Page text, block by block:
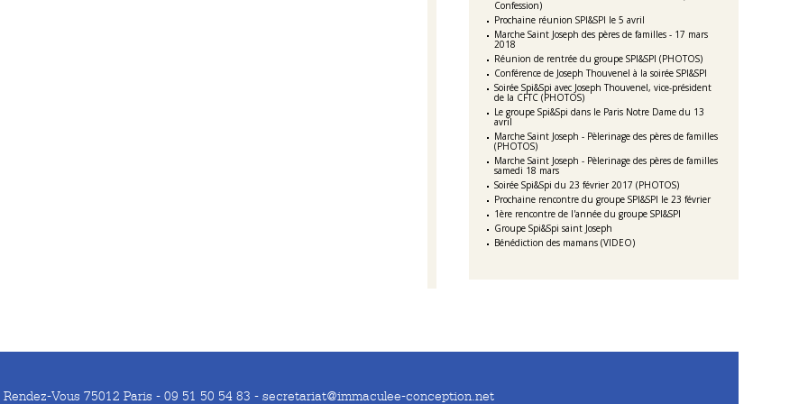
Confession)
Prochaine réunion SPI&SPI le 5 avril
Marche Saint Joseph des pères de familles - 17 mars
2018
Réunion de rentrée du groupe SPI&SPI (PHOTOS)
Conférence de Joseph Thouvenel à la soirée SPI&SPI
Soirée Spi&Spi avec Joseph Thouvenel, vice-président
de la CFTC (PHOTOS)
Le groupe Spi&Spi dans le Paris Notre Dame du 13
avril
Marche Saint Joseph - Pèlerinage des pères de familles
(PHOTOS)
Marche Saint Joseph - Pèlerinage des pères de familles
samedi 18 mars
Soirée Spi&Spi du 23 février 2017 (PHOTOS)
Prochaine rencontre du groupe SPI&SPI le 23 février
1ère rencontre de l'année du groupe SPI&SPI
Groupe Spi&Spi saint Joseph
Bénédiction des mamans (VIDEO)
Vous 75012 Paris - 09 51 50 54 83 - secretariat@immaculee-conception.net